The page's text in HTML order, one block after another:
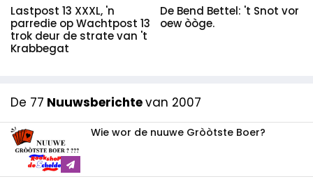
Lastpost 13 XXXL, 'n
parredie op Wachtpost 13
trok deur de strate van 't
Krabbegat
De Bend Bettel: 't Snot vor
oew òòge.
De 77 Nuuwsberichtevan 2007
Wie wor de nuuwe Gròòtste Boer?